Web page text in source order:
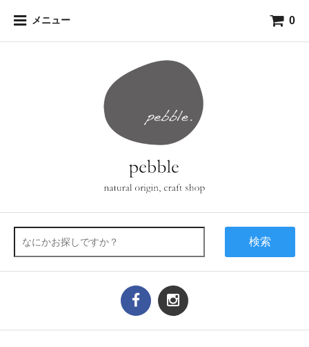
メニュー 0
検索